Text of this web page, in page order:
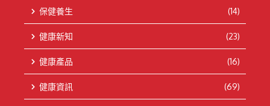
保健養生 (14)
健康新知 (23)
健康產品 (16)
健康資訊 (69)